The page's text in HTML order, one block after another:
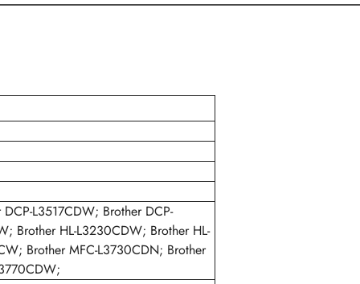
L3517CDW; Brother DCP-
Brother HL-L3230CDW; Brother HL-
Brother MFC-L3730CDN; Brother